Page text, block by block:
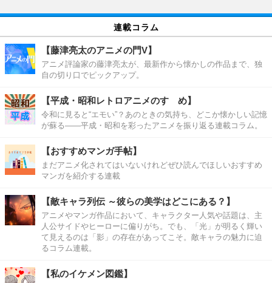
連載コラム
【藤津亮太のアニメの門V】
アニメ評論家の藤津亮太が、最新作から懐かしの作品まで、独
自の切り口でピックアップ。
【平成・昭和レトロアニメのすゝめ】
令和に見ると“エモい”？あのときの気持ち、どこか懐かしい記憶
が蘇る――平成・昭和を彩ったアニメを振り返る連載コラム。
【おすすめマンガ手帖】
まだアニメ化されてはいないけれどぜひ読んでほしいおすすめ
マンガを紹介する連載
【敵キャラ列伝 ～彼らの美学はどこにある？】
アニメやマンガ作品において、キャラクター人気や話題は、主
人公サイドやヒーローに偏りがち。でも、「光」が明るく輝い
て見えるのは「影」の存在があってこそ。敵キャラの魅力に迫
るコラム連載。
【私のイケメン図鑑】